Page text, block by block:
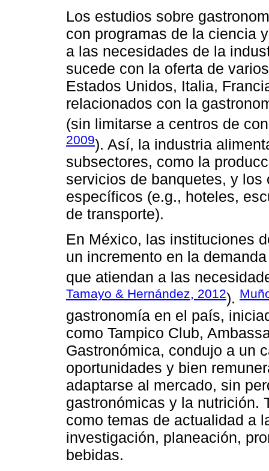
Los estudios sobre
con programas de la ciencia
a las necesidades de la
sucede con la oferta de
Estados Unidos, Italia,
relacionados con la
(sin limitarse a centros de
2009). Así, la industria
subsectores, como la
servicios de banquetes, y
específicos (e.g., hoteles,
de transporte).
En México, las instituciones
un incremento en la
que atiendan a las
Tamayo & Hernández, 2012).
gastronomía en el país,
como Tampico Club,
Gastronómica, condujo a un
oportunidades y bien
adaptarse al mercado, sin
gastronómicas y la nutrición.
como temas de actualidad a
investigación, planeación,
bebidas.